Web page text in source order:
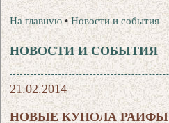
На главную •Новости и события
НОВОСТИ И СОБЫТИЯ
21.02.2014
НОВЫЕ КУПОЛА РАИФЫ